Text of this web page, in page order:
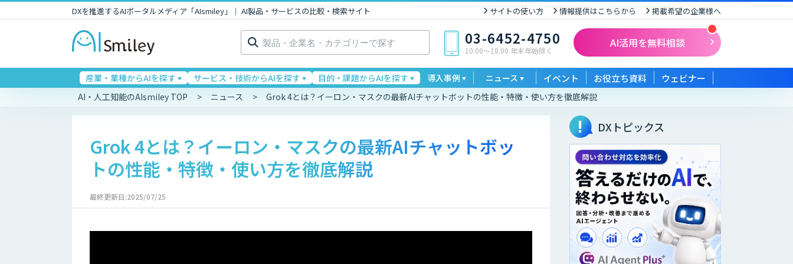
DXを推進するAIポータルメディア「AIsmiley」｜ AI製品・サービスの比較・検索サイト サイトの使い方 情報提供はこちらから 掲載希望の企業様へ
検
索: 03-6452-4750
10:00〜18:00 年末年始除く
AI活用を無料相談
産業・業種からAIを探す サービス・技術からAIを探す 目的・課題からAIを探す 導入事例 ニュース イベント お役立ち資料 ウェビナー
AI・人工知能のAIsmiley TOP ニュース Grok 4とは？イーロン・マスクの最新AIチャットボットの性能・特徴・使い方を徹底解説
Grok 4とは？イーロン・マスクの最新AIチャットボッ
トの性能・特徴・使い方を徹底解説
最終更新日:2025/07/25
DXトピックス